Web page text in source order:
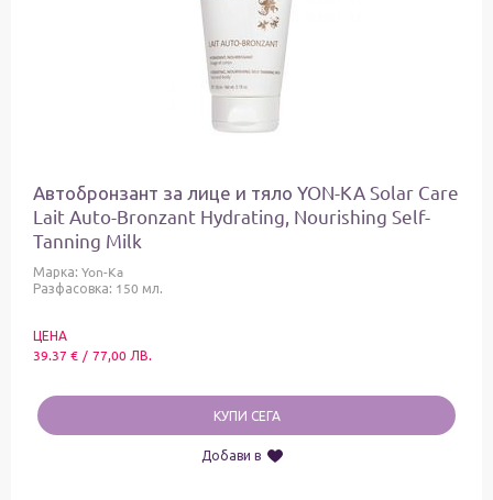
Автобронзант за лице и тяло YON-KA Solar Care
Lait Auto-Bronzant Hydrating, Nourishing Self-
Tanning Milk
Марка: Yon-Ka
Разфасовка: 150 мл.
ЦЕНА
39.37 € / 77,00 ЛВ.
КУПИ СЕГА
Добави в